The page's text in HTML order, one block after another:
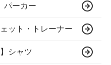
パーカー
ット・トレーナー
シャツ